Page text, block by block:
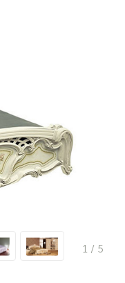
1 / 5